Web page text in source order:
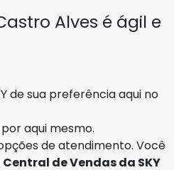
Alves é ágil e
de sua preferência aqui no
aqui mesmo.
de atendimento. Você
Central de Vendas da SKY